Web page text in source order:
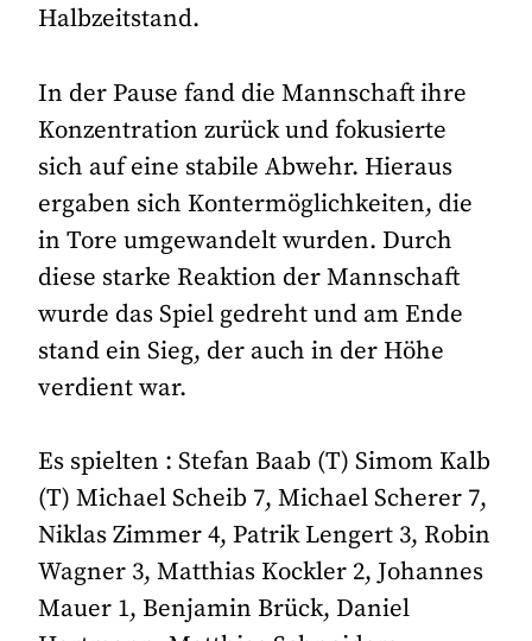
Halbzeitstand.
In der Pause fand die Mannschaft ihre
Konzentration zurück und fokusierte
sich auf eine stabile Abwehr. Hieraus
ergaben sich Kontermöglichkeiten, die
in Tore umgewandelt wurden. Durch
diese starke Reaktion der Mannschaft
wurde das Spiel gedreht und am Ende
stand ein Sieg, der auch in der Höhe
verdient war.
Es spielten : Stefan Baab (T) Simom Kalb
(T) Michael Scheib 7, Michael Scherer 7,
Niklas Zimmer 4, Patrik Lengert 3, Robin
Wagner 3, Matthias Kockler 2, Johannes
Mauer 1, Benjamin Brück, Daniel